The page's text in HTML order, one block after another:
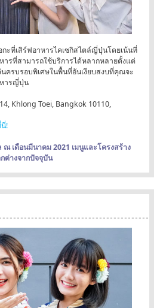
ะที่เสิร์ฟอาหารไคเซกิสไตล์ญี่ปุ่นโดยเน้นที่
ารที่สามารถใช้บริการได้หลากหลายตั้งแต่
ครบรอบพิเศษในพื้นที่อันเงียบสงบที่คุณจะ
ารญี่ปุ่น
Khlong Toei, Bangkok 10110,
!
เดือนมีนาคม 2021 เมนูและโครงสร้าง
ต่างจากปัจจุบัน